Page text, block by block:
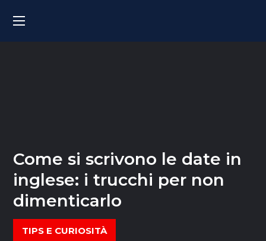
Come si scrivono le date in
inglese: i trucchi per non
dimenticarlo
TIPS E CURIOSITÀ